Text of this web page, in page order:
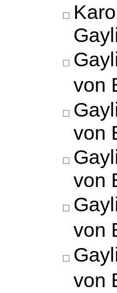
von
von
von
von
von